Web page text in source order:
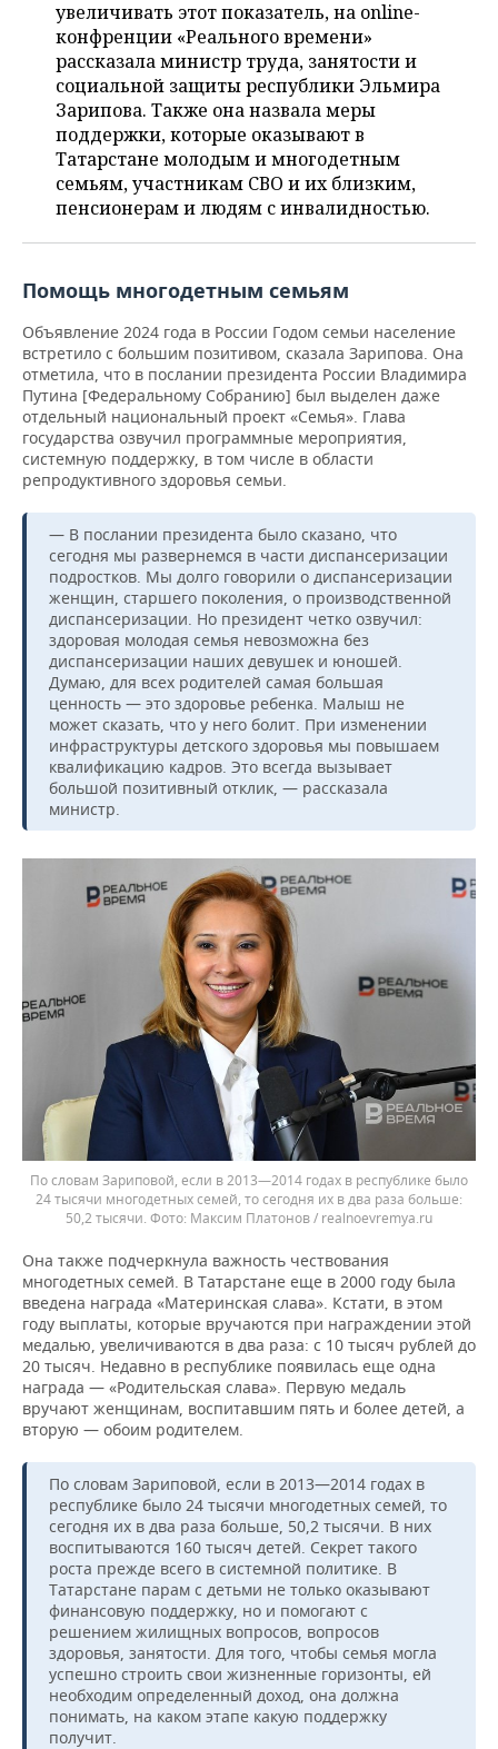
ХОККЕЙ С МЯЧОМ
ПРОИСШЕСТВИЯ
увеличивать этот показатель, на online-
конфренции «Реального времени»
рассказала министр труда, занятости и
социальной защиты республики Эльмира
Зарипова. Также она назвала меры
поддержки, которые оказывают в
Татарстане молодым и многодетным
семьям, участникам СВО и их близким,
пенсионерам и людям с инвалидностью.
Помощь многодетным семьям
Объявление 2024 года в России Годом семьи население
встретило с большим позитивом, сказала Зарипова. Она
отметила, что в послании президента России Владимира
Путина [Федеральному Собранию] был выделен даже
отдельный национальный проект «Семья». Глава
государства озвучил программные мероприятия,
системную поддержку, в том числе в области
репродуктивного здоровья семьи.
— В послании президента было сказано, что
сегодня мы развернемся в части диспансеризации
подростков. Мы долго говорили о диспансеризации
женщин, старшего поколения, о производственной
диспансеризации. Но президент четко озвучил:
здоровая молодая семья невозможна без
диспансеризации наших девушек и юношей.
Думаю, для всех родителей самая большая
ценность — это здоровье ребенка. Малыш не
может сказать, что у него болит. При изменении
инфраструктуры детского здоровья мы повышаем
квалификацию кадров. Это всегда вызывает
большой позитивный отклик, — рассказала
министр.
По словам Зариповой, если в 2013—2014 годах в республике было
24 тысячи многодетных семей, то сегодня их в два раза больше:
50,2 тысячи.
Максим Платонов / realnoevremya.ru
Она также подчеркнула важность чествования
многодетных семей. В Татарстане еще в 2000 году была
введена награда «Материнская слава». Кстати, в этом
году выплаты, которые вручаются при награждении этой
медалью, увеличиваются в два раза: с 10 тысяч рублей до
20 тысяч. Недавно в республике появилась еще одна
награда — «Родительская слава». Первую медаль
вручают женщинам, воспитавшим пять и более детей, а
вторую — обоим родителем.
По словам Зариповой, если в 2013—2014 годах в
республике было 24 тысячи многодетных семей, то
сегодня их в два раза больше, 50,2 тысячи. В них
воспитываются 160 тысяч детей. Секрет такого
роста прежде всего в системной политике. В
Татарстане парам с детьми не только оказывают
финансовую поддержку, но и помогают с
решением жилищных вопросов, вопросов
здоровья, занятости. Для того, чтобы семья могла
успешно строить свои жизненные горизонты, ей
необходим определенный доход, она должна
понимать, на каком этапе какую поддержку
получит.